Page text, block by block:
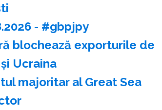
- #gbpjpy
blochează exporturile de
Ucraina
majoritar al Great Sea